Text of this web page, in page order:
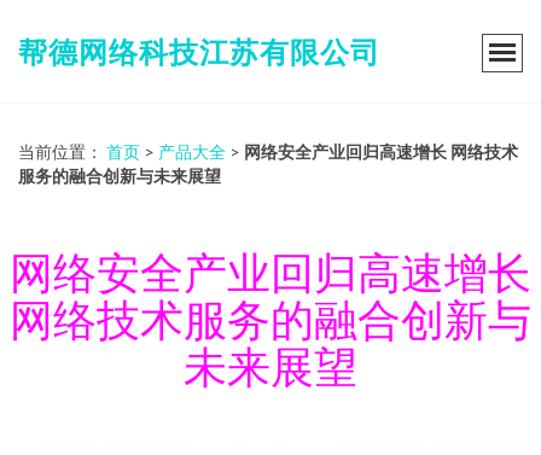
帮德网络科技江苏有限公司
当前位置： 首页 > 产品大全 > 网络安全产业回归高速增长 网络技术
服务的融合创新与未来展望
网络安全产业回归高速增长
网络技术服务的融合创新与
未来展望